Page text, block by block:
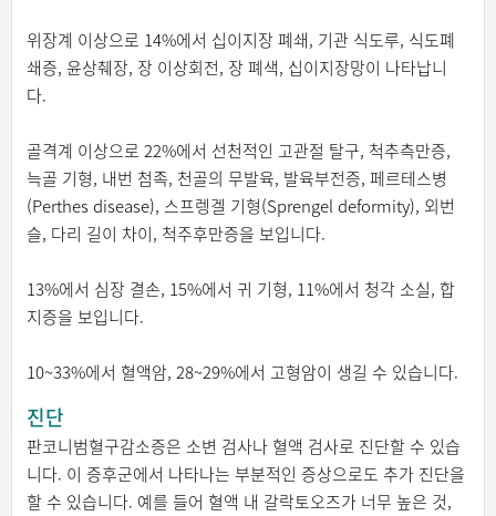
위장계 이상으로 14%에서 십이지장 폐쇄, 기관 식도루, 식도폐
쇄증, 윤상췌장, 장 이상회전, 장 폐색, 십이지장망이 나타납니
다.
골격계 이상으로 22%에서 선천적인 고관절 탈구, 척추측만증,
늑골 기형, 내번 첨족, 천골의 무발육, 발육부전증, 페르테스병
(Perthes disease), 스프렝겔 기형(Sprengel deformity), 외번
슬, 다리 길이 차이, 척주후만증을 보입니다.
13%에서 심장 결손, 15%에서 귀 기형, 11%에서 청각 소실, 합
지증을 보입니다.
10~33%에서 혈액암, 28~29%에서 고형암이 생길 수 있습니다.
진단
판코니범혈구감소증은 소변 검사나 혈액 검사로 진단할 수 있습
니다. 이 증후군에서 나타나는 부분적인 증상으로도 추가 진단을
할 수 있습니다. 예를 들어 혈액 내 갈락토오즈가 너무 높은 것,